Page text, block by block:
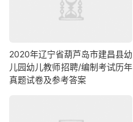
2020年辽宁省葫芦岛市建昌县幼
儿园幼儿教师招聘/编制考试历年
真题试卷及参考答案